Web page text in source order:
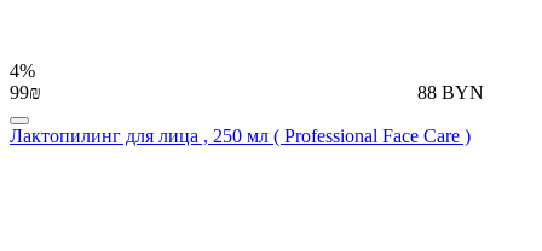
4%
99₪
88 BYN
Лактопилинг для лица , 250 мл ( Professional Face Care )